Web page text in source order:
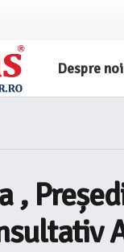
Despre noi
,